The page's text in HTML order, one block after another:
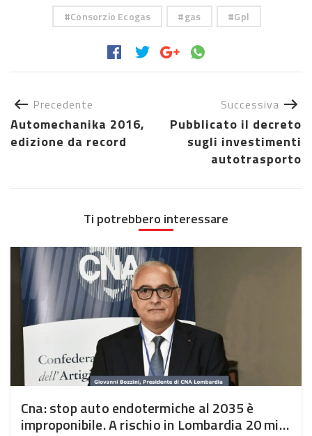
Consorzio Ecogas gas Gpl
Precedente
Automechanika 2016,
edizione da record
Successiva
Pubblicato il decreto
sugli investimenti
autotrasporto
Ti potrebbero interessare
Cna: stop auto endotermiche al 2035 è
improponibile. A rischio in Lombardia 20 mila